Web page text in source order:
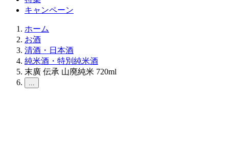
キャンペーン
ホーム
お酒
清酒・日本酒
純米酒・特別純米酒
末廣 伝承 山廃純米 720ml
...